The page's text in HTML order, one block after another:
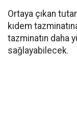
Ortaya çıkan
kıdem
tazminatın daha
sağlayabilecek.